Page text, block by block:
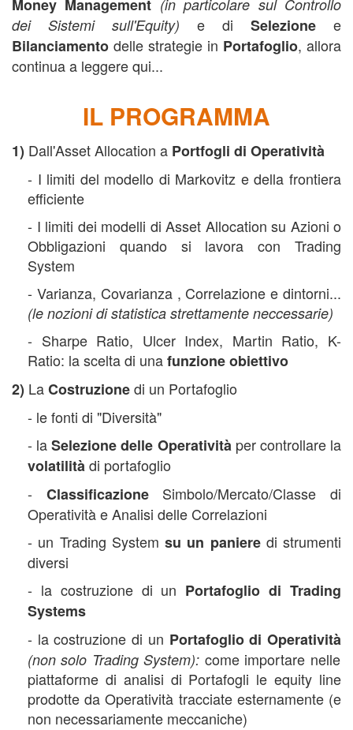
Money Management (in particolare sul Controllo
dei Sistemi sull'Equity) e di Selezione e
Bilanciamento delle strategie in Portafoglio, allora
continua a leggere qui...
IL PROGRAMMA
1) Dall'Asset Allocation a Portfogli di Operatività
- I limiti del modello di Markovitz e della frontiera
efficiente
- I limiti dei modelli di Asset Allocation su Azioni o
Obbligazioni quando si lavora con Trading
System
- Varianza, Covarianza , Correlazione e dintorni...
(le nozioni di statistica strettamente neccessarie)
- Sharpe Ratio, Ulcer Index, Martin Ratio, K-
Ratio: la scelta di unafunzione obiettivo
2) LaCostruzionedi un Portafoglio
- le fonti di "Diversità"
- laSelezione delle Operativitàper controllare la
volatilitàdi portafoglio
- ClassificazioneSimbolo/Mercato/Classe di
Operatività e Analisi delle Correlazioni
- un Trading System su un panieredi strumenti
diversi
- la costruzione di un Portafoglio di Trading
Systems
- la costruzione di un Portafoglio di Operatività
(non solo Trading System): come importare nelle
piattaforme di analisi di Portafogli le equity line
prodotte da Operatività tracciate esternamente (e
non necessariamente meccaniche)